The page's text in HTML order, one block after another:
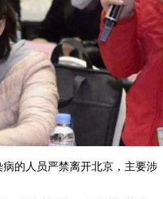
的人员严禁离开北京，主要涉